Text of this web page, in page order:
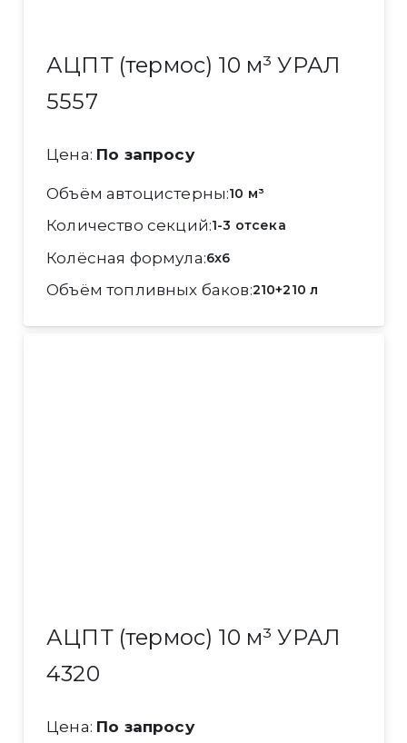
АЦПТ (термос) 10 м³ УРАЛ
5557
Цена: По запросу
Объём автоцистерны 10 м³
Количество секций 1-3 отсека
Колёсная формула 6x6
Объём топливных баков 210+210 л
АЦПТ (термос) 10 м³ УРАЛ
4320
Цена: По запросу